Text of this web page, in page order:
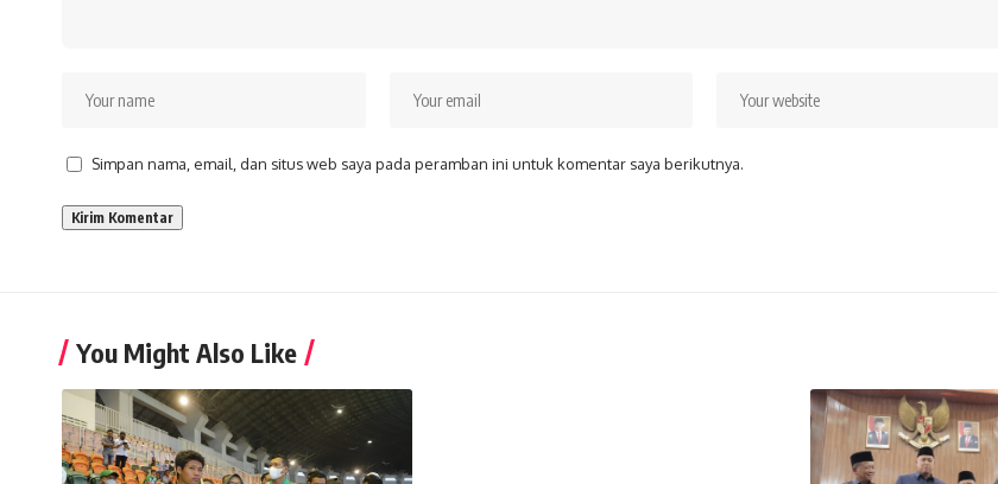
Simpan nama, email, dan situs web saya pada peramban ini untuk komentar saya berikutnya.
You Might Also Like